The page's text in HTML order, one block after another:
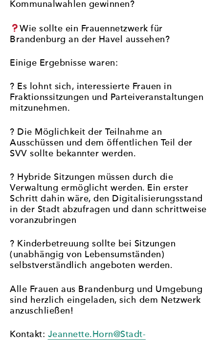
Kommunalwahlen gewinnen?
Wie sollte ein Frauennetzwerk für
Brandenburg an der Havel aussehen?
Einige Ergebnisse waren:
? Es lohnt sich, interessierte Frauen in
Fraktionssitzungen und Parteiveranstaltungen
mitzunehmen.
? Die Möglichkeit der Teilnahme an
Ausschüssen und dem öffentlichen Teil der
SVV sollte bekannter werden.
? Hybride Sitzungen müssen durch die
Verwaltung ermöglicht werden. Ein erster
Schritt dahin wäre, den Digitalisierungsstand
in der Stadt abzufragen und dann schrittweise
voranzubringen
? Kinderbetreuung sollte bei Sitzungen
(unabhängig von Lebensumständen)
selbstverständlich angeboten werden.
Alle Frauen aus Brandenburg und Umgebung
sind herzlich eingeladen, sich dem Netzwerk
anzuschließen!
Kontakt: Jeannette.Horn@Stadt-